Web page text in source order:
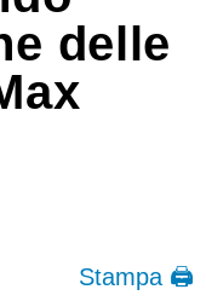
delle
Stampa 🖨